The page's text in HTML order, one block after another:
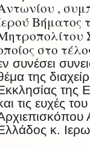
,
Βήματος
στο
συνέσει
της
της
τις ευχές
κ.